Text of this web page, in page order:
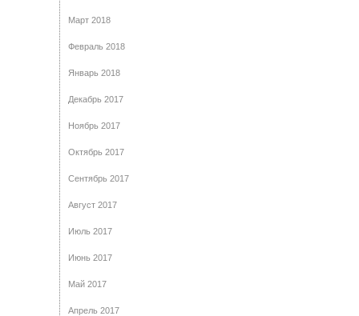
Март 2018
Февраль 2018
Январь 2018
Декабрь 2017
Ноябрь 2017
Октябрь 2017
Сентябрь 2017
Август 2017
Июль 2017
Июнь 2017
Май 2017
Апрель 2017